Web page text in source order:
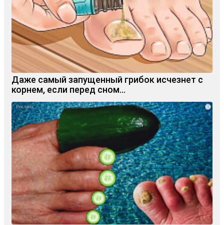
Даже самый запущенный грибок исчезнет с
корнем, если перед сном…
i